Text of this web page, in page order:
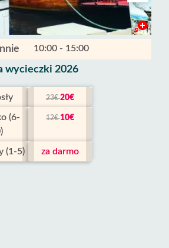
10:00 - 15:00
wycieczki 2026
23€20€
(6-
12€10€
(1-5) za darmo